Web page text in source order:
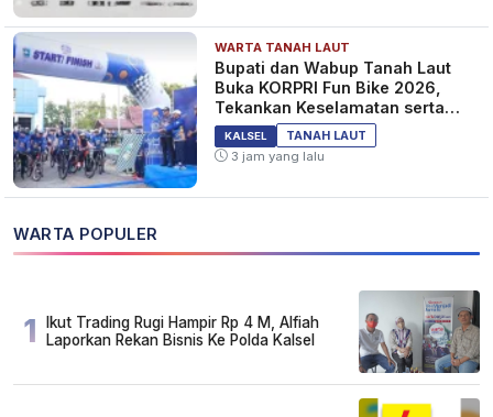
WARTA TANAH LAUT
Bupati dan Wabup Tanah Laut
Buka KORPRI Fun Bike 2026,
Tekankan Keselamatan serta
Kebersamaan
KALSEL
TANAH LAUT
3 jam yang lalu
WARTA POPULER
1
Ikut Trading Rugi Hampir Rp 4 M, Alfiah
Laporkan Rekan Bisnis Ke Polda Kalsel